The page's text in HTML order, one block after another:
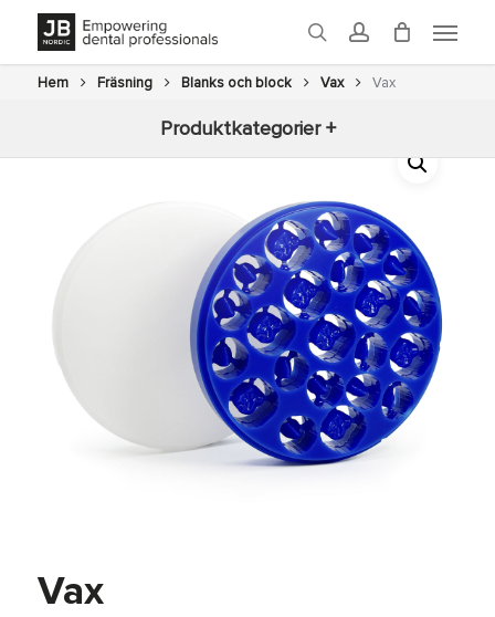
main
content
search account
Menu
Produktkategorier +
Hem Fräsning Blanks och block Vax Vax
Fräsning
Glaze
Vax